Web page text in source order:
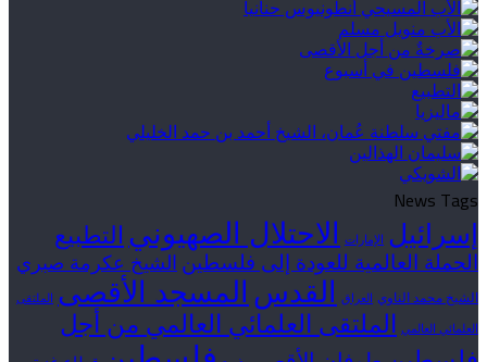
News Tags
إسرائيل الإمارات الاحتلال الصهيوني التطبيع
الحملة العالمية للعودة إلى فلسطين الشيخ عكرمة صبري
الشيخ محمد الناوي العراق القدس المسجد الأقصى الملتقى
العلمائي العالمي الملتقى العلمائي العالمي من أجل